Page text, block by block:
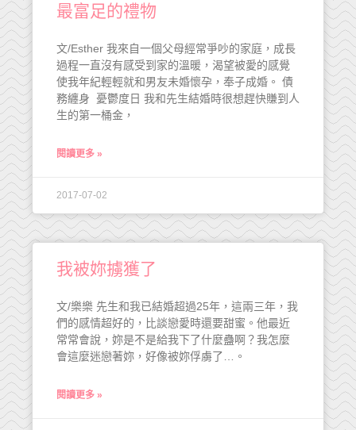
最富足的禮物
文/Esther 我來自一個父母經常爭吵的家庭，成長
過程一直沒有感受到家的溫暖，渴望被愛的感覺
使我年紀輕輕就和男友未婚懷孕，奉子成婚。 債
務纏身 憂鬱度日 我和先生結婚時很想趕快賺到人
生的第一桶金，
閱讀更多 »
2017-07-02
我被妳擄獲了
文/樂樂 先生和我已結婚超過25年，這兩三年，我
們的感情超好的，比談戀愛時還要甜蜜。他最近
常常會說，妳是不是給我下了什麼蠱啊？我怎麼
會這麼迷戀著妳，好像被妳俘虜了…。
閱讀更多 »